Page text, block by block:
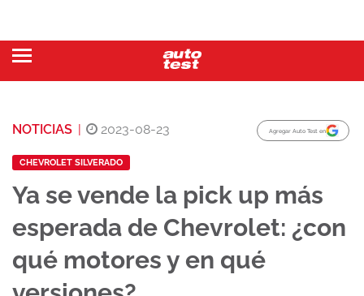
NOTICIAS | 2023-08-23 Agregar Auto Test en
CHEVROLET SILVERADO
Ya se vende la pick up más
esperada de Chevrolet: ¿con
qué motores y en qué